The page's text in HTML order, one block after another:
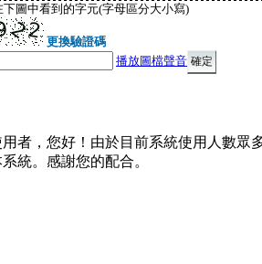
下圖中看到的字元(字母區分大小寫)
更換驗證碼
播放圖檔聲音
者，您好！由於目前系統使用人數眾
統。感謝您的配合。